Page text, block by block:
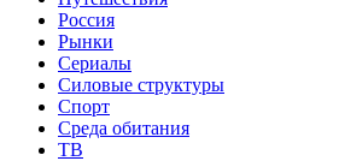
Россия
Рынки
Сериалы
Силовые структуры
Спорт
Среда обитания
ТВ